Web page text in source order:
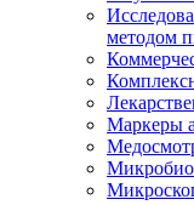
методом
Маркеры